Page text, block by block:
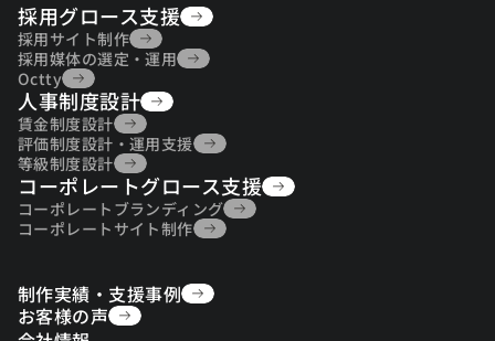
採用グロース支援
採用グロース支援
採用サイト制作
採用サイト制作
採用媒体の選定・運用
採用媒体の選定・運用
Octty
Octty
人事制度設計
人事制度設計
賃金制度設計
賃金制度設計
評価制度設計・運用支援
評価制度設計・運用支援
等級制度設計
等級制度設計
コーポレートグロース支援
コーポレートグロース支援
コーポレートブランディング
コーポレートブランディング
コーポレートサイト制作
制作実績・支援事例
制作実績・支援事例
お客様の声